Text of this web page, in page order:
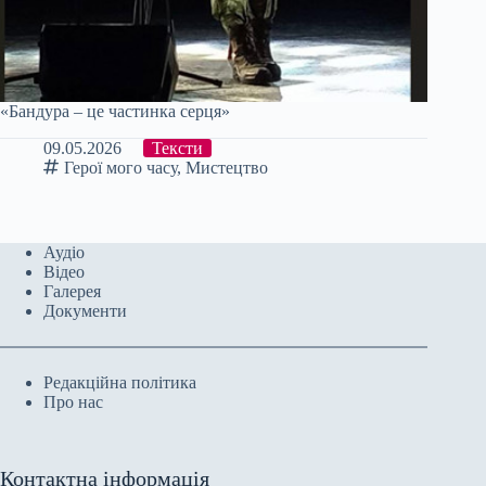
«Бандура – це частинка серця»
09.05.2026
Тексти
Герої мого часу, Мистецтво
Аудіо
Відео
Галерея
Документи
Редакційна політика
Про нас
Контактна інформація